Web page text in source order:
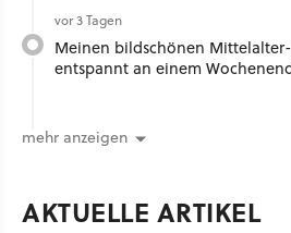
vor 3 Tagen
Meinen bildschönen
entspannt an einem
mehr anzeigen
AKTUELLE ARTIKEL